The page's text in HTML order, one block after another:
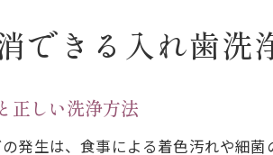
部分入れ
部分
できる入れ歯洗
正しい洗浄方法
発生は、食事による着色汚れや細